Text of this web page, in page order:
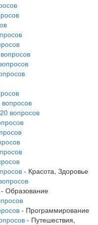
20 вопросов
- Красота, Здоровье
- Образование
- Программирование
- Путешествия,